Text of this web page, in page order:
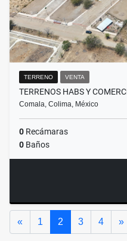
TERRENO VENTA
TERRENOS HABS Y
Comala, Colima, México
0 Recámaras
0 Baños
« Anterior
1 2 3 4 »